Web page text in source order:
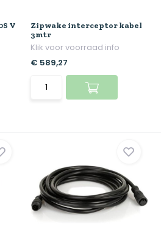
V
Zipwake interceptor kabel
3mtr
Klik voor voorraad info
€ 589,27